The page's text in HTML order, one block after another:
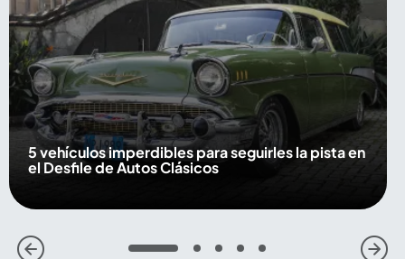
5 vehículos imperdibles para seguirles la pista en
el Desfile de Autos Clásicos
1 2 3 4 5